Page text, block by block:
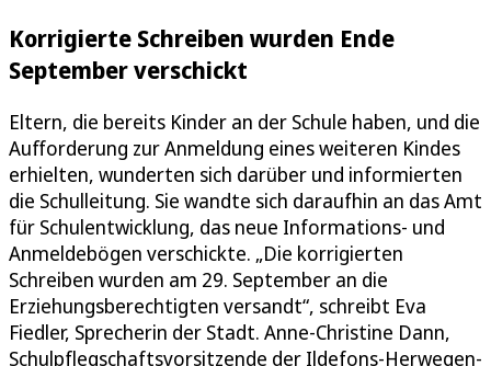
Korrigierte Schreiben wurden Ende
September verschickt
Eltern, die bereits Kinder an der Schule haben, und die
Aufforderung zur Anmeldung eines weiteren Kindes
erhielten, wunderten sich darüber und informierten
die Schulleitung. Sie wandte sich daraufhin an das Amt
für Schulentwicklung, das neue Informations- und
Anmeldebögen verschickte. „Die korrigierten
Schreiben wurden am 29. September an die
Erziehungsberechtigten versandt“, schreibt Eva
Fiedler, Sprecherin der Stadt. Anne-Christine Dann,
Schulpflegschaftsvorsitzende der Ildefons-Herwegen-